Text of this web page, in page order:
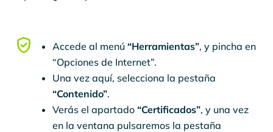
Accede al menú “Herramientas”, y pincha en
“Opciones de Internet”.
Una vez aquí, selecciona la pestaña
“Contenido”.
Verás el apartado“Certificados”, y una vez
en la ventana pulsaremos la pestaña